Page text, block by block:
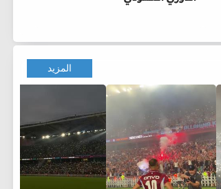
المزيد